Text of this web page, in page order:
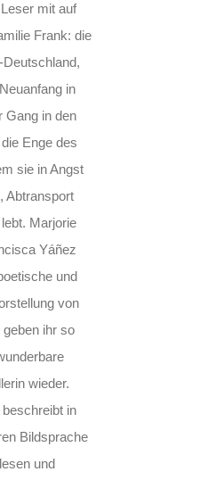
mit auf
Frank: die
in
Gang in den
Enge des
sie in Angst
Abtransport
Marjorie
Yáñez
und
von
ihr so
wieder.
in
Bildsprache
und